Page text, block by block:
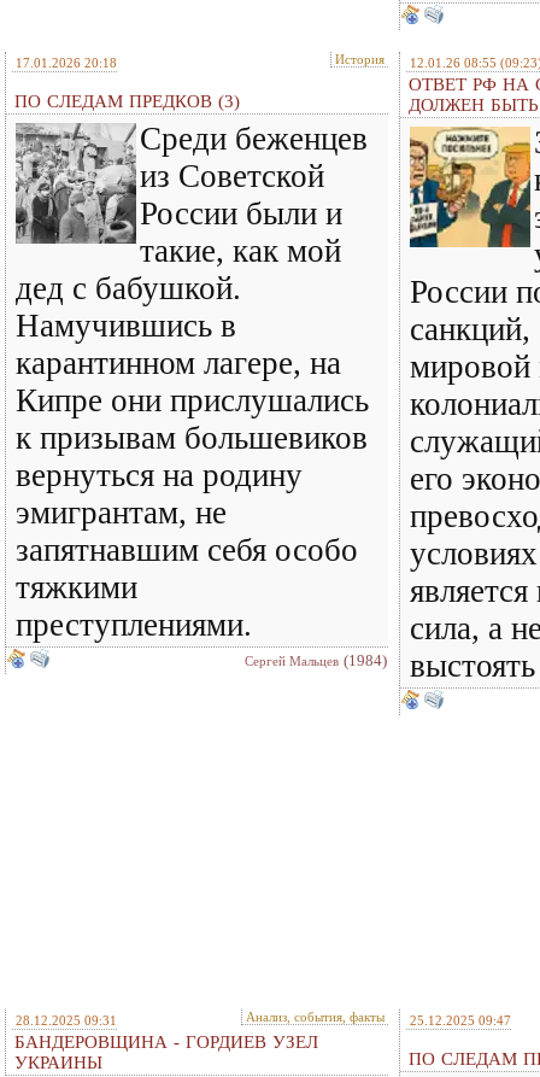
17.01.2026 20:18 История
ПО СЛЕДАМ ПРЕДКОВ (3)
Среди беженцев
из Советской
России были и
такие, как мой
дед с бабушкой.
Намучившись в
карантинном лагере, на
Кипре они прислушались
к призывам большевиков
вернуться на родину
эмигрантам, не
запятнавшим себя особо
тяжкими
преступлениями.
Сергей Мальцев (1984)
12.01.26 08:55
ОТВЕТ РФ НА
ДОЛЖЕН
России
санкций,
мировой
его
сила, а
28.12.2025 09:31 Анализ, события, факты
БАНДЕРОВЩИНА - ГОРДИЕВ УЗЕЛ
УКРАИНЫ
25.12.2025 09:47
ПО СЛЕДАМ